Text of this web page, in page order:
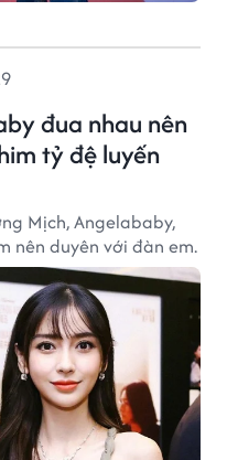
đua nhau nên
tỷ đệ luyến
Mịch, Angelababy,
nên duyên với đàn em.